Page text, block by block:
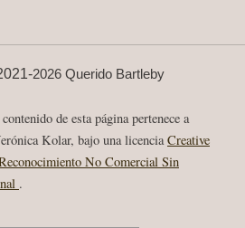
2026 Querido Bartleby
de esta página pertenece a
Kolar, bajo una licenciaCreative
No Comercial Sin
.